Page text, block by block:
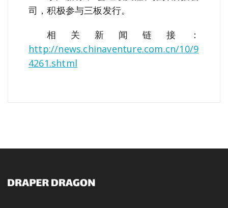
司，积极参与三板发行。
相关新闻链接：
http://news.chinaventure.com.cn/10/9
4261.shtml